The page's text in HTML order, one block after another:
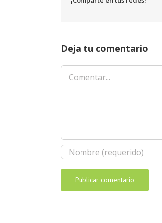
Deja tu comentario
Comentar